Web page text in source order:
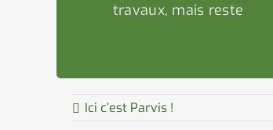
travaux, mais reste
Ici c’est Parvis !